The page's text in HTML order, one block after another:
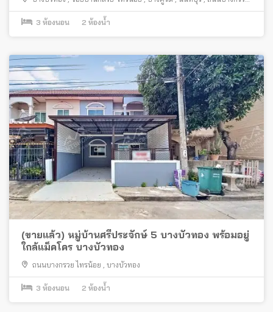
ไทรน้อย
3 ห้องนอน 2 ห้องน้ำ
(ขายแล้ว) หมู่บ้านศรีประจักษ์ 5 บางบัวทอง พร้อมอยู่
ใกล้แม็คโคร บางบัวทอง
ถนนบางกรวย ไทรน้อย , บางบัวทอง
3 ห้องนอน 2 ห้องน้ำ